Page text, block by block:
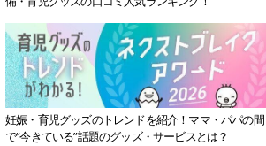
妊娠・育児グッズのトレンドを紹介！ママ・パパの間
で“今きている”話題のグッズ・サービスとは？